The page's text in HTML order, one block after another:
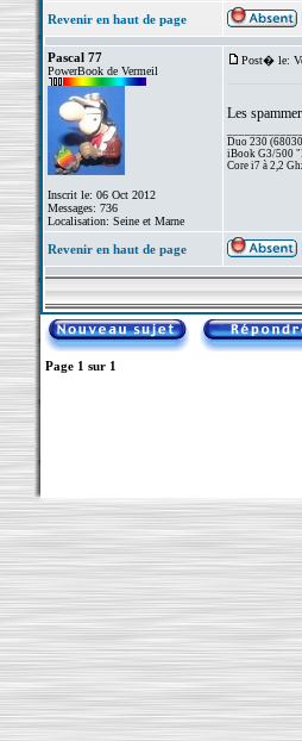
Revenir en haut de page
Pascal 77
PowerBook de Vermeil
Inscrit le: 06 Oct 2012
Messages: 736
Localisation: Seine et Marne
Post� le:
Les
Duo 230
iBook G3/500
Core i7 à 2,2
Revenir en haut de page
Page 1 sur 1